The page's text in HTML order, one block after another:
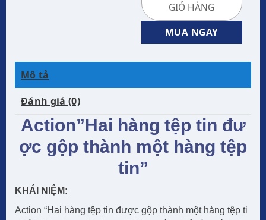
GIỎ HÀNG
MUA NGAY
Mô tả
Đánh giá (0)
Action”Hai hàng tệp tin đư
ợc gộp thành một hàng tệp
tin”
KHÁI NIỆM:
Action “Hai hàng tệp tin được gộp thành một hàng tệp ti